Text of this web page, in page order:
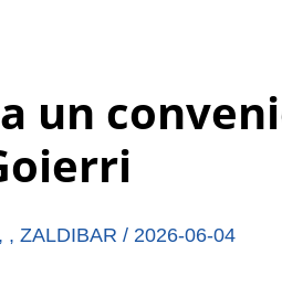
un
, ZALDIBAR / 2026-06-04